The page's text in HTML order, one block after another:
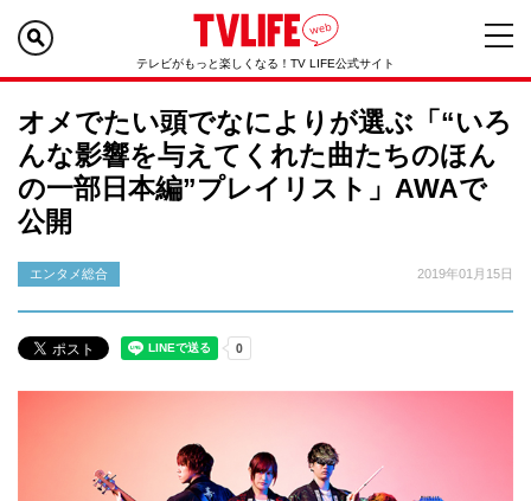
テレビがもっと楽しくなる！TV LIFE公式サイト
オメでたい頭でなによりが選ぶ「“いろ
んな影響を与えてくれた曲たちのほん
の一部日本編”プレイリスト」AWAで
公開
エンタメ総合 2019年01月15日